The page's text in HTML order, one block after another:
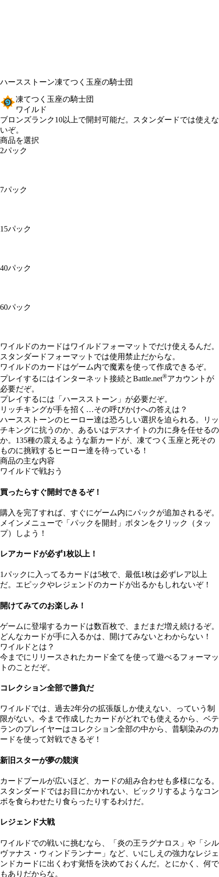
ハースストーン凍てつく玉座の騎士団
凍てつく玉座の騎士団
ワイルド
Product Notification
ブロンズランク10以上で開封可能だ。スタンダードでは使えな
いぞ。
商品を選択
2パック
7パック
15パック
40パック
60パック
Available actions
ワイルドのカードはワイルドフォーマットでだけ使えるんだ。
スタンダードフォーマットでは使用禁止だからな。
ワイルドのカードはゲーム内で魔素を使って作成できるぞ。
プレイするにはインターネット接続とBattle.net®アカウントが
必要だぞ。
プレイするには「ハースストーン」が必要だぞ。
リッチキングが手を招く…その呼びかけへの答えは？
ハースストーンのヒーロー達は恐ろしい選択を迫られる。リッ
チキングに抗うのか、あるいはデスナイトの力に身を任せるの
か。135種の震えるような新カードが、凍てつく玉座と死その
ものに挑戦するヒーロー達を待っている！
商品の主な内容
ワイルドで戦おう
買ったらすぐ開封できるぞ！
購入を完了すれば、すぐにゲーム内にパックが追加されるぞ。
メインメニューで「パックを開封」ボタンをクリック（タッ
プ）しよう！
レアカードが必ず1枚以上！
1パックに入ってるカードは5枚で、最低1枚は必ずレア以上
だ。エピックやレジェンドのカードが出るかもしれないぞ！
開けてみてのお楽しみ！
ゲームに登場するカードは数百枚で、まだまだ増え続けるぞ。
どんなカードが手に入るかは、開けてみないとわからない！
ワイルドとは？
今までにリリースされたカード全てを使って遊べるフォーマッ
トのことだぞ。
コレクション全部で勝負だ
ワイルドでは、過去2年分の拡張版しか使えない、っていう制
限がない。今まで作成したカードがどれでも使えるから、ベテ
ランのプレイヤーはコレクション全部の中から、昔馴染みのカ
ードを使って対戦できるぞ！
新旧スターが夢の競演
カードプールが広いほど、カードの組み合わせも多様になる。
スタンダードではお目にかかれない、ビックリするようなコン
ボを食らわせたり食らったりするわけだ。
レジェンド大戦
ワイルドでの戦いに挑むなら、「炎の王ラグナロス」や「シル
ヴァナス・ウィンドランナー」など、いにしえの強力なレジェ
ンドカードに出くわす覚悟を決めておくんだ。とにかく、何で
もありだからな。